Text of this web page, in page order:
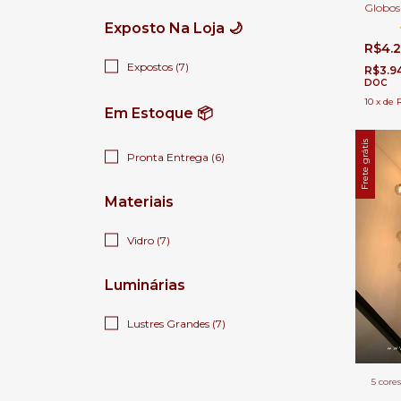
Exposto Na Loja 🌙
Expostos (7)
Em Estoque 📦
Pronta Entrega (6)
Materiais
Vidro (7)
Luminárias
Lustres Grandes (7)
DOC
10 x de
Frete grátis
5 cores